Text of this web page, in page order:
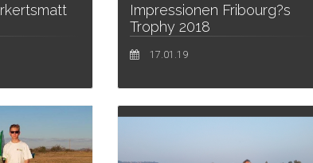
Impressionen Fribourg?s
Trophy 2018
17.01.19